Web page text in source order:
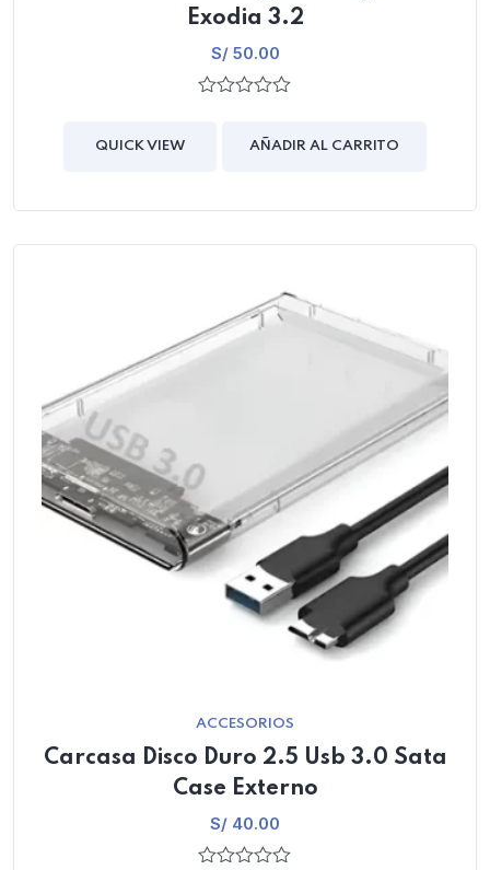
Exodia 3.2
S/50.00
QUICK VIEW AÑADIR AL CARRITO
ACCESORIOS
Carcasa Disco Duro 2.5 Usb 3.0 Sata
Case Externo
S/ 40.00